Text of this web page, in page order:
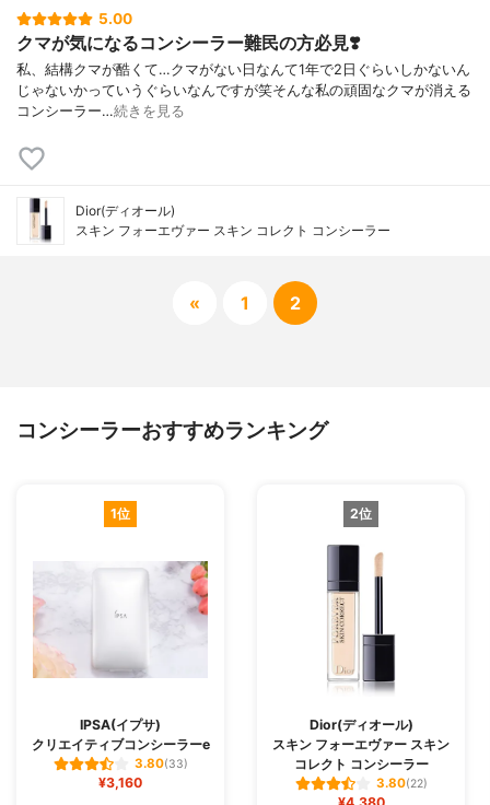
5.00
クマが気になるコンシーラー難民の方必見❣️
私、結構クマが酷くて…クマがない日なんて1年で2日ぐらいしかないん
じゃないかっていうぐらいなんですが笑そんな私の頑固なクマが消える
コンシーラー…続きを見る
Dior(ディオール)
スキン フォーエヴァー スキン コレクト コンシーラー
« 1 2
コンシーラーおすすめランキング
1位
IPSA(イプサ)
クリエイティブコンシーラーe
3.80(33)
¥3,160
2位
Dior(ディオール)
スキン フォーエヴァー スキン
コレクト コンシーラー
3.80(22)